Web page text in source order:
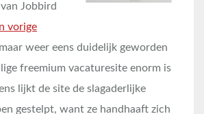
Jobbird
vorige
weer eens duidelijk geworden
freemium vacaturesite enorm is
lijkt de site de slagaderlijke
gestelpt, want ze handhaaft zich